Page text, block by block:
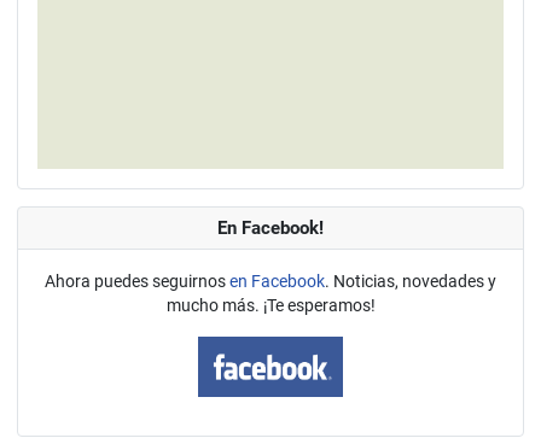
En Facebook!
Ahora puedes seguirnosen Facebook. Noticias, novedades y
mucho más. ¡Te esperamos!